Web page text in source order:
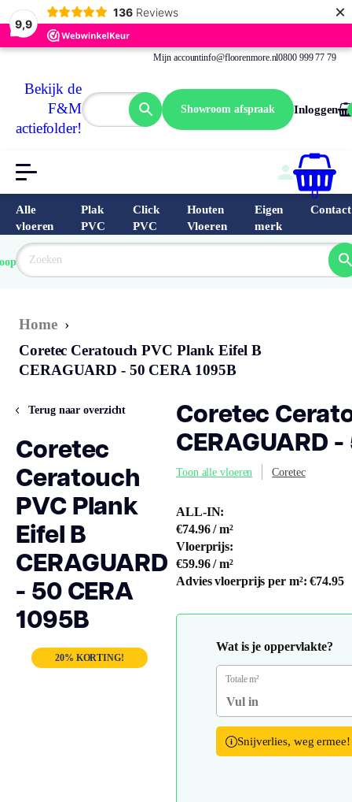
9,9
136 Reviews ×
Mijn accountinfo@floorenmore.nl0800 999 77 79
Bekijk de
F&M
actiefolder!
Showroom afspraak Inloggen
0
Alle
vloeren
Plak
PVC
Click
PVC
Houten
Vloeren
Eigen
merk
Contact
van
Home ›
Coretec Ceratouch PVC Plank Eifel B
CERAGUARD - 50 CERA 1095B
Terug naar overzicht
Coretec
Ceratouch
PVC Plank
Eifel B
CERAGUARD
- 50 CERA
1095B
20% KORTING!
Coretec
CERAGUARD
Toon alle vloeren Coretec
ALL-IN:
€74.96 / m²
Vloerprijs:
€59.96/ m²
Advies vloerprijs per m²: €74.95
Wat is je oppervlakte?
Totale m²
Snijverlies, weg